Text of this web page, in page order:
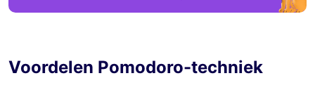
Voordelen Pomodoro-techniek